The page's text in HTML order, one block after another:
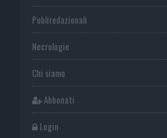
Publiredazionali
Necrologie
Chi siamo
Abbonati
Login